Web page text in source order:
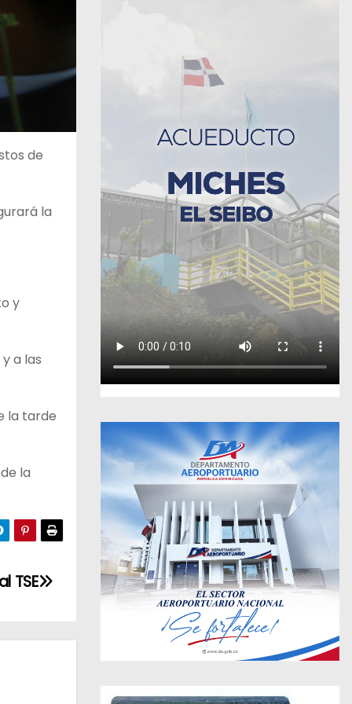
de
la
y
a las
la tarde
la
TSE